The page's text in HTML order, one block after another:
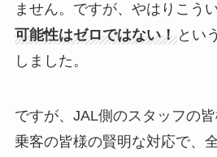
ません。ですが、やはりこう
可能性はゼロではない！とい
しました。
ですが、JAL側のスタッフの皆
乗客の皆様の賢明な対応で、